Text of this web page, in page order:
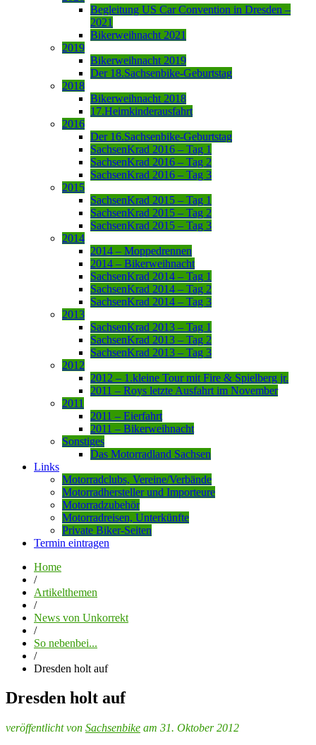
Begleitung US Car Convention in Dresden –
2021
Bikerweihnacht 2021
2019
Bikerweihnacht 2019
Der 18.Sachsenbike-Geburtstag
2018
Bikerweihnacht 2018
17.Heimkinderausfahrt
2016
Der 16.Sachsenbike-Geburtstag
SachsenKrad 2016 – Tag 1
SachsenKrad 2016 – Tag 2
SachsenKrad 2016 – Tag 3
2015
SachsenKrad 2015 – Tag 1
SachsenKrad 2015 – Tag 2
SachsenKrad 2015 – Tag 3
2014
2014 – Moppedrennen
2014 – Bikerweihnacht
SachsenKrad 2014 – Tag 1
SachsenKrad 2014 – Tag 2
SachsenKrad 2014 – Tag 3
2013
SachsenKrad 2013 – Tag 1
SachsenKrad 2013 – Tag 2
SachsenKrad 2013 – Tag 3
2012
2012 – 1.kleine Tour mit Fire & Spielberg jr.
2011 – Roys letzte Ausfahrt im November
2011
2011 – Eierfahrt
2011 – Bikerweihnacht
Sonstiges
Das Motorradland Sachsen
Links
Motorradclubs, Vereine/Verbände
Motorradhersteller und Importeure
Motorradzubehör
Motorradreisen, Unterkünfte
Private Biker-Seiten
Termin eintragen
Home
/
Artikelthemen
/
News von Unkorrekt
/
So nebenbei...
/
Dresden holt auf
Dresden holt auf
veröffentlicht von Sachsenbike am 31. Oktober 2012